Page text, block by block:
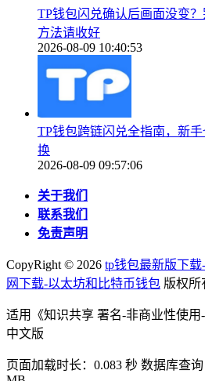
TP钱包闪兑确认后画面没变
方法请收好
2026-08-09 10:40:53
TP钱包跨链闪兑全指南，新
换
2026-08-09 09:57:06
关于我们
联系我们
免责声明
CopyRight © 2026 tp钱包最新版下
网下载-以太坊和比特币钱包 版权所
适用《知识共享 署名-非商业性使
中文版
页面加载时长：0.083 秒 数据库查